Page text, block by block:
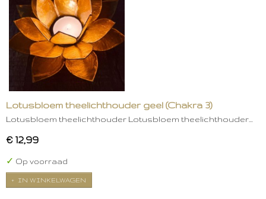
Lotusbloem theelichthouder geel (Chakra 3)
Lotusbloem theelichthouder Lotusbloem theelichthouder…
€ 12,99
✓ Op voorraad
IN WINKELWAGEN